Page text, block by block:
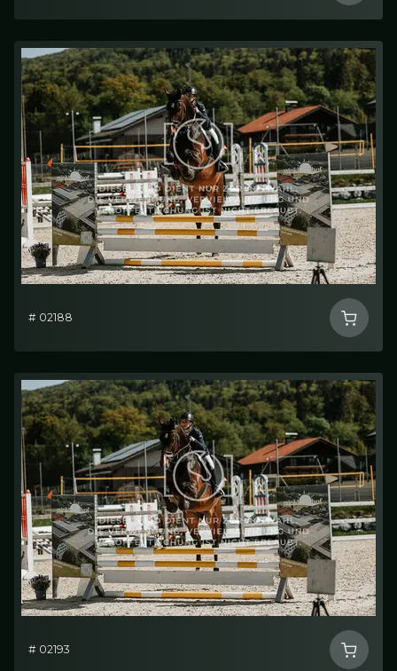
# 02188
# 02193